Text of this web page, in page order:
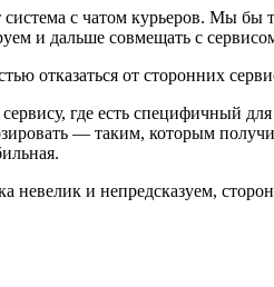
система с чатом курьеров. Мы бы
и дальше совмещать с
отказаться от сторонних
где есть специфичный
— таким, которым
невелик и непредсказуем,